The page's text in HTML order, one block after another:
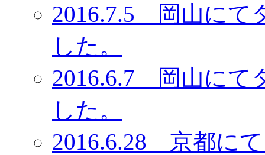
2016.7.5 岡山にて
した。
2016.6.7 岡山にて
した。
2016.6.28 京都に